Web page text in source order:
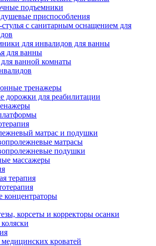
подъемники
приспособления
стулья с санитарным оснащением для
для инвалидов для ванны
для ванны
для ванной комнаты
тренажеры
дорожки для реабилитации
матрас и подушки
матрасы
подушки
массажеры
терапия
концентраторы
корсеты и корректоры осанки
кроватей